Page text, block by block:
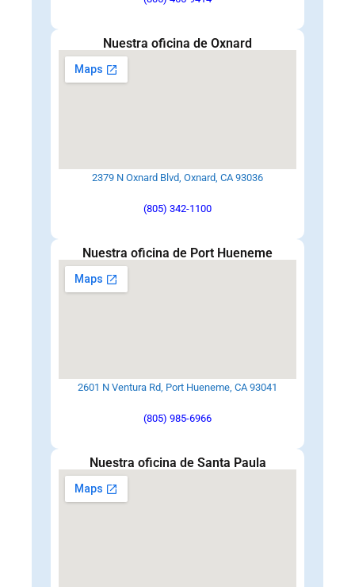
Nuestra oficina de Oxnard
2379 N Oxnard Blvd, Oxnard, CA 93036
(805) 342-1100
Nuestra oficina de Port Hueneme
2601 N Ventura Rd, Port Hueneme, CA 93041
(805) 985-6966
Nuestra oficina de Santa Paula